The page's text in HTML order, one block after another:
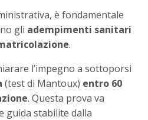
è fondamentale
gli adempimenti sanitari
.
l’impegno a sottoporsi
(test di Mantoux) entro 60
. Questa prova va
guida stabilite dalla